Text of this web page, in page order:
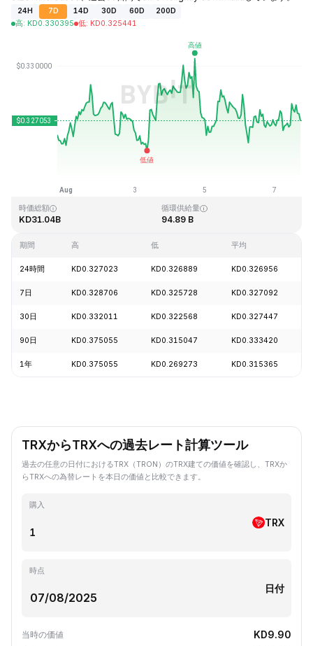
24H 7D 14D 30D 60D
200D
高: KD0.330395 低: KD0.325441
最終更新日時：2026-08-07、18:23 GMT+0
KD0.431288 KD0.001804
時価総額
KD31.04B
循環供給量
94.89 B
期間 高 低 平均
24時間 KD0.327023 KD0.326889 KD0.326956
7日 KD0.328706 KD0.325728 KD0.327092
30日 KD0.332011 KD0.322568 KD0.327447
90日 KD0.375055 KD0.315047 KD0.333420
1年 KD0.375055 KD0.269273 KD0.315365
TRXからTRXへの過去レート計算ツール
過去の任意の日付におけるTRX（TRON）のTRX建ての価値を確認し、TRXか
らTRXへの為替レートを本日の価値と比較できます。
購入
TRX
時点
日付
当時の価値 KD9.90